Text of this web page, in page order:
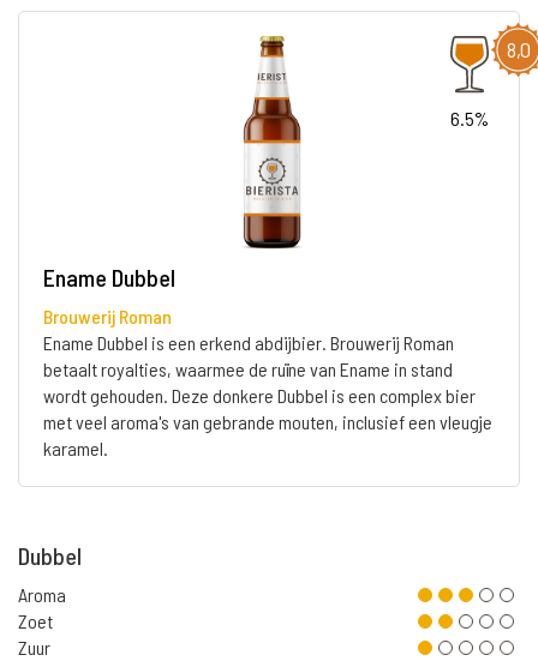
8,0
6.5%
Ename Dubbel
Brouwerij Roman
Ename Dubbel is een erkend abdijbier. Brouwerij Roman
betaalt royalties, waarmee de ruïne van Ename in stand
wordt gehouden. Deze donkere Dubbel is een complex bier
met veel aroma's van gebrande mouten, inclusief een vleugje
karamel.
Dubbel
Aroma
Zoet
Zuur